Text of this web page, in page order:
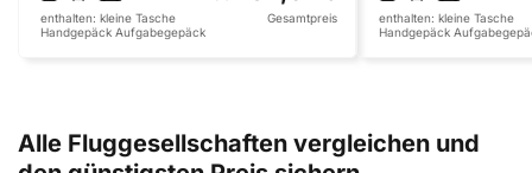
enthalten: kleine Tasche
Handgepäck Aufgabegepäck
Gesamtpreis enthalten: kleine Tasche
Handgepäck
Alle Fluggesellschaften vergleichen und